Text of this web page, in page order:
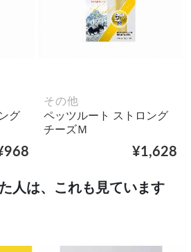
グ
その他
ペッツルート ストロング
チーズＭ
¥1,628
人は、これも見ています